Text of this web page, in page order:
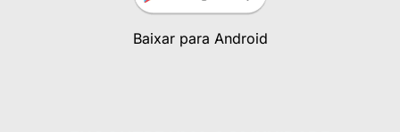
Baixar para Android